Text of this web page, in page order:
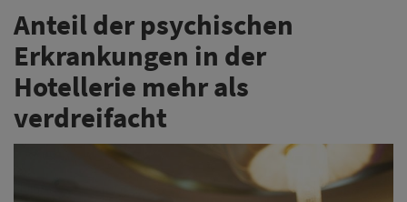
Anteil der psychischen
Erkrankungen in der
Hotellerie mehr als
verdreifacht